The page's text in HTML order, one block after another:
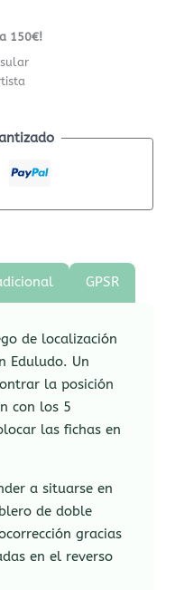
150€!
GPSR
de localización
Eduludo. Un
la posición
con los 5
las fichas en
a situarse en
de doble
gracias
en el reverso